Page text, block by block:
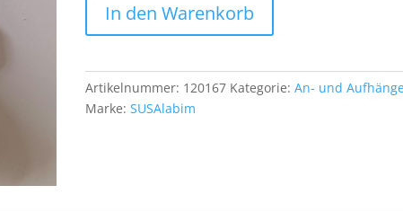
21
In den Warenkorb
Artikelnummer: 120167 Kategorie:An- und
Marke:SUSAlabim